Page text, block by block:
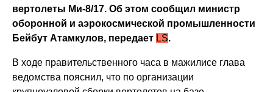
вертолеты Ми-8/17. Об этом сообщил министр
оборонной и аэрокосмической промышленности
Бейбут Атамкулов, передает LS.
В ходе правительственного часа в мажилисе глава
ведомства пояснил, что по организации